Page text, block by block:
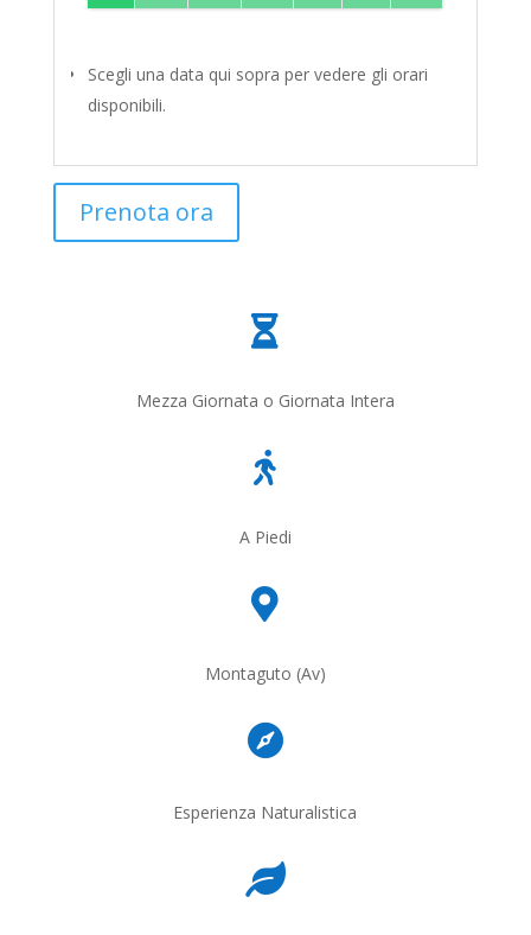
Scegli una data qui sopra per vedere gli orari
disponibili.
Prenota ora

Mezza Giornata o Giornata Intera

A Piedi

Montaguto (Av)

Esperienza Naturalistica
